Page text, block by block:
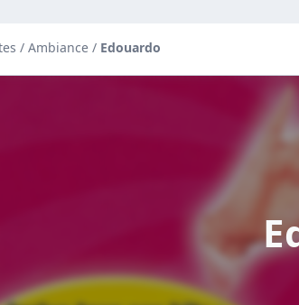
/ Ambiance / Edouardo